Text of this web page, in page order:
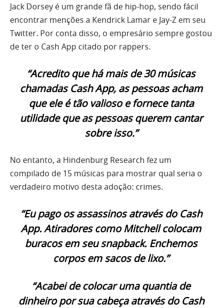
Jack Dorsey é um grande fã de hip-hop, sendo fácil
encontrar menções a Kendrick Lamar e Jay-Z em seu
Twitter. Por conta disso, o empresário sempre gostou
de ter o Cash App citado por rappers.
“Acredito que há mais de 30 músicas
chamadas Cash App, as pessoas acham
que ele é tão valioso e fornece tanta
utilidade que as pessoas querem cantar
sobre isso.”
No entanto, a Hindenburg Research fez um
compilado de 15 músicas para mostrar qual seria o
verdadeiro motivo desta adoção: crimes.
“Eu pago os assassinos através do Cash
App. Atiradores como Mitchell colocam
buracos em seu snapback. Enchemos
corpos em sacos de lixo.”
“Acabei de colocar uma quantia de
dinheiro por sua cabeça através do Cash